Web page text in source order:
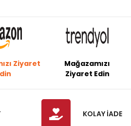
Ziyaret
Mağazamızı
Ziyaret Edin
KOLAY İADE